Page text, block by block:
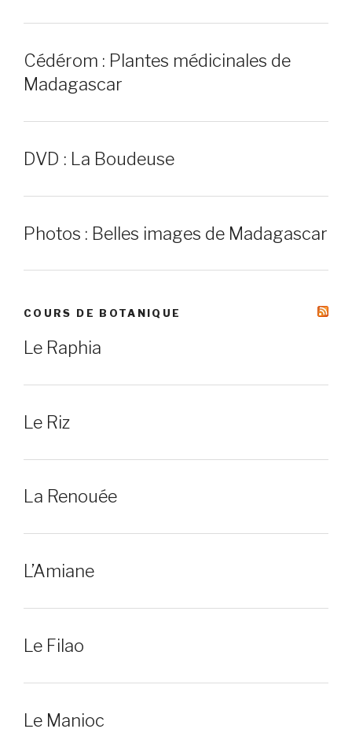
Cédérom : Plantes médicinales de
Madagascar
DVD : La Boudeuse
Photos : Belles images de Madagascar
COURS DE BOTANIQUE
Le Raphia
Le Riz
La Renouée
L’Amiane
Le Filao
Le Manioc